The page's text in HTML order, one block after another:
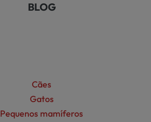
BLOG
Cães
Gatos
Pequenos mamíferos